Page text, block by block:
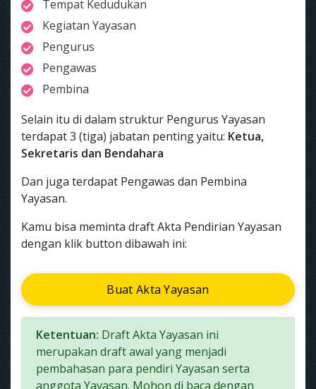
Tempat Kedudukan
Kegiatan Yayasan
Pengurus
Pengawas
Pembina
Selain itu di dalam struktur Pengurus Yayasan
terdapat 3 (tiga) jabatan penting yaitu: Ketua,
Sekretaris dan Bendahara
Dan juga terdapat Pengawas dan Pembina
Yayasan.
Kamu bisa meminta draft Akta Pendirian Yayasan
dengan klik button dibawah ini:
Buat Akta Yayasan
Ketentuan: Draft Akta Yayasan ini
merupakan draft awal yang menjadi
pembahasan para pendiri Yayasan serta
anggota Yayasan. Mohon di baca dengan